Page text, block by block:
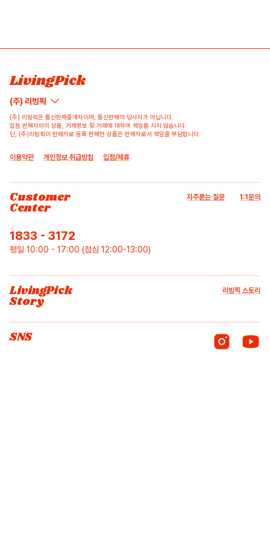
LivingPick
(주) 리빙픽
(주) 리빙픽은 통신판매중개자이며, 통신판매의 당사자가 아닙니다.
입점 판매자의의 상품, 거래정보 및 거래에 대하여 책임을 지지 않습니다.
단, (주)리빙픽이 판매자로 등록 판매한 상품은 판매자로서 책임을 부담합니다.
이용약관 개인정보 취급방침 입점/제휴
Customer
Center
자주묻는 질문 1:1문의
1833 - 3172
평일 10:00 - 17:00 (점심 12:00-13:00)
LivingPick
Story
리빙픽 스토리
SNS